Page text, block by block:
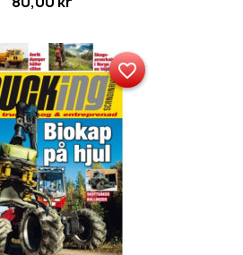
favorite_border